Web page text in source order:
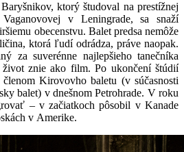
Baryšnikov, ktorý študoval na prestížnej
v Leningrade, sa snaží
obecenstvu. Balet predsa nemôže
ktorá ľudí odrádza, práve naopak.
za suverénne najlepšieho tanečníka
život znie ako film. Po ukončení štúdií
Kirovovho baletu (v súčasnosti
balet) v dnešnom Petrohrade. V roku
– v začiatkoch pôsobil v Kanade
v Amerike.